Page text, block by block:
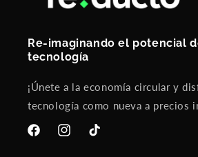
Re-imaginando el potencial
tecnología
¡Únete a la economía circular y
tecnología como nueva a precios
FacebookInstagramTikTok